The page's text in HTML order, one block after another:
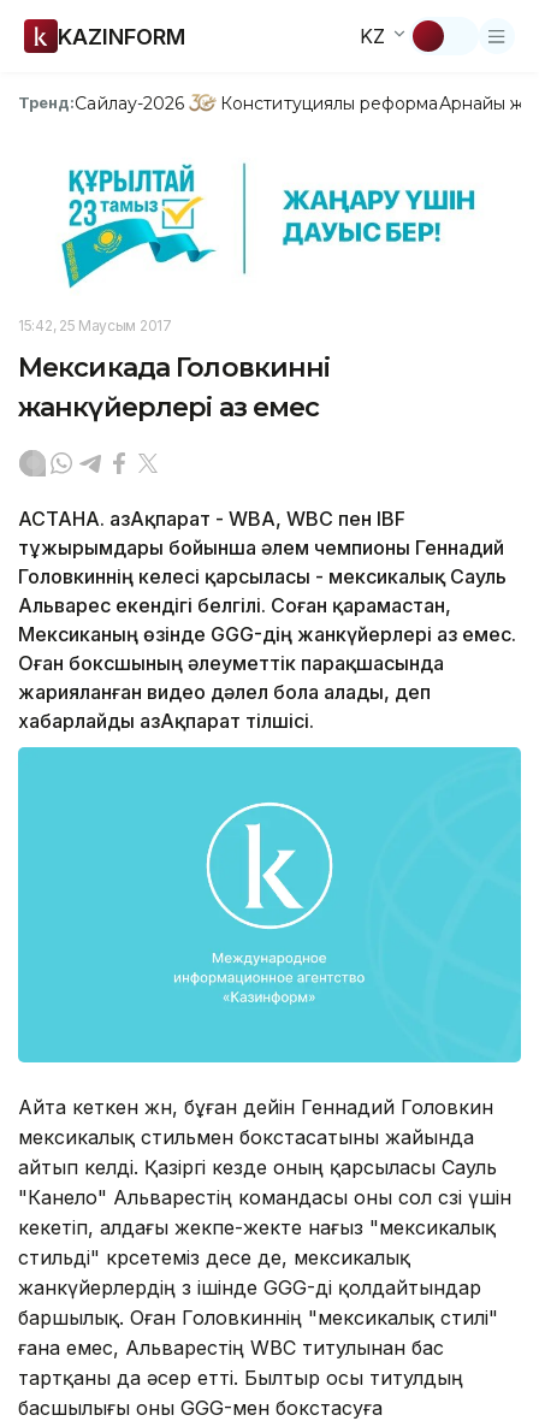
KAZINFORM KZ
Тренд:Сайлау-2026 Конституциялық реформаАрнайы
15:42, 25 Маусым 2017
Мексикада Головкиннің
жанкүйерлері аз емес
АСТАНА. ҚазАқпарат - WBA, WBC пен IBF
тұжырымдары бойынша әлем чемпионы Геннадий
Головкиннің келесі қарсыласы - мексикалық Сауль
Альварес екендігі белгілі. Соған қарамастан,
Мексиканың өзінде GGG-дің жанкүйерлері аз емес.
Оған боксшының әлеуметтік парақшасында
жарияланған видео дәлел бола алады, деп
xабарлайды ҚазАқпарат тілшісі.
Айта кеткен жөн, бұған дейін Геннадий Головкин
мексикалық стильмен бокстасатыны жайында
айтып келді. Қазіргі кезде оның қарсыласы Сауль
"Канело" Альварестің командасы оны сол сөзі үшін
кекетіп, алдағы жекпе-жекте нағыз "мексикалық
стильді" көрсетеміз десе де, мексикалық
жанкүйерлердің өз ішінде GGG-ді қолдайтындар
баршылық. Оған Головкиннің "мексикалық стилі"
ғана емес, Альварестің WBC титулынан бас
тартқаны да әсер етті. Былтыр осы титулдың
басшылығы оны GGG-мен бокстасуға